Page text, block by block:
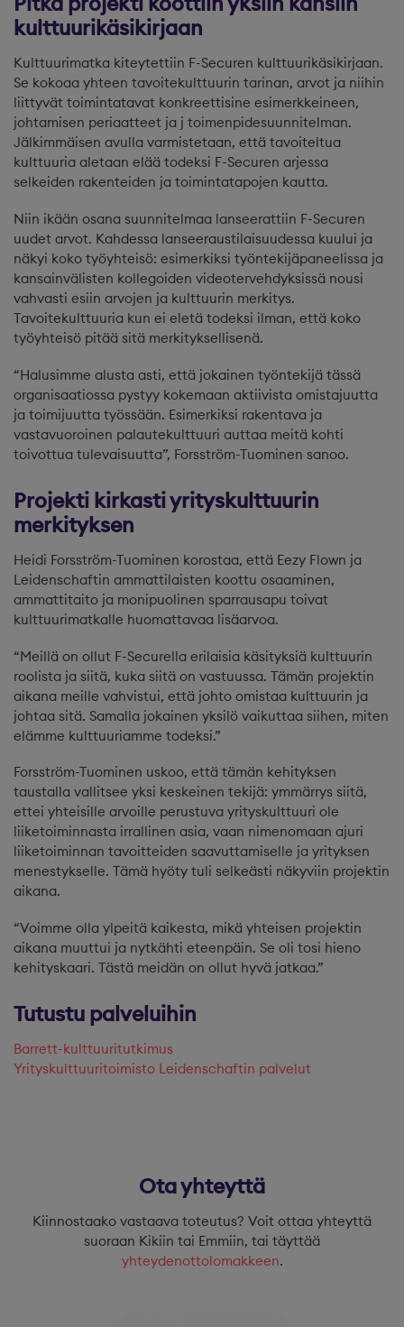
kulttuurikäsikirjaan
Kulttuurimatka kiteytettiin F-Securen kulttuurikäsikirjaan.
Se kokoaa yhteen tavoitekulttuurin tarinan, arvot ja niihin
liittyvät toimintatavat konkreettisine esimerkkeineen,
johtamisen periaatteet ja j toimenpidesuunnitelman.
Jälkimmäisen avulla varmistetaan, että tavoiteltua
kulttuuria aletaan elää todeksi F-Securen arjessa
selkeiden rakenteiden ja toimintatapojen kautta.
Niin ikään osana suunnitelmaa lanseerattiin F-Securen
uudet arvot. Kahdessa lanseeraustilaisuudessa kuului ja
näkyi koko työyhteisö: esimerkiksi työntekijäpaneelissa ja
kansainvälisten kollegoiden videotervehdyksissä nousi
vahvasti esiin arvojen ja kulttuurin merkitys.
Tavoitekulttuuria kun ei eletä todeksi ilman, että koko
työyhteisö pitää sitä merkityksellisenä.
“Halusimme alusta asti, että jokainen työntekijä tässä
organisaatiossa pystyy kokemaan aktiivista omistajuutta
ja toimijuutta työssään. Esimerkiksi rakentava ja
vastavuoroinen palautekulttuuri auttaa meitä kohti
toivottua tulevaisuutta”, Forsström-Tuominen sanoo.
Projekti kirkasti yrityskulttuurin
merkityksen
Heidi Forsström-Tuominen korostaa, että Eezy Flown ja
Leidenschaftin ammattilaisten koottu osaaminen,
ammattitaito ja monipuolinen sparrausapu toivat
kulttuurimatkalle huomattavaa lisäarvoa.
“Meillä on ollut F-Securella erilaisia käsityksiä kulttuurin
roolista ja siitä, kuka siitä on vastuussa. Tämän projektin
aikana meille vahvistui, että johto omistaa kulttuurin ja
johtaa sitä. Samalla jokainen yksilö vaikuttaa siihen, miten
elämme kulttuuriamme todeksi.”
Forsström-Tuominen uskoo, että tämän kehityksen
taustalla vallitsee yksi keskeinen tekijä: ymmärrys siitä,
ettei yhteisille arvoille perustuva yrityskulttuuri ole
liiketoiminnasta irrallinen asia, vaan nimenomaan ajuri
liiketoiminnan tavoitteiden saavuttamiselle ja yrityksen
menestykselle. Tämä hyöty tuli selkeästi näkyviin projektin
aikana.
“Voimme olla ylpeitä kaikesta, mikä yhteisen projektin
aikana muuttui ja nytkähti eteenpäin. Se oli tosi hieno
kehityskaari. Tästä meidän on ollut hyvä jatkaa.”
Tutustu palveluihin
Barrett-kulttuuritutkimus
Yrityskulttuuritoimisto Leidenschaftin palvelut
Ota yhteyttä
Kiinnostaako vastaava toteutus? Voit ottaa yhteyttä
suoraan Kikiin tai Emmiin, tai täyttää
yhteydenottolomakkeen.